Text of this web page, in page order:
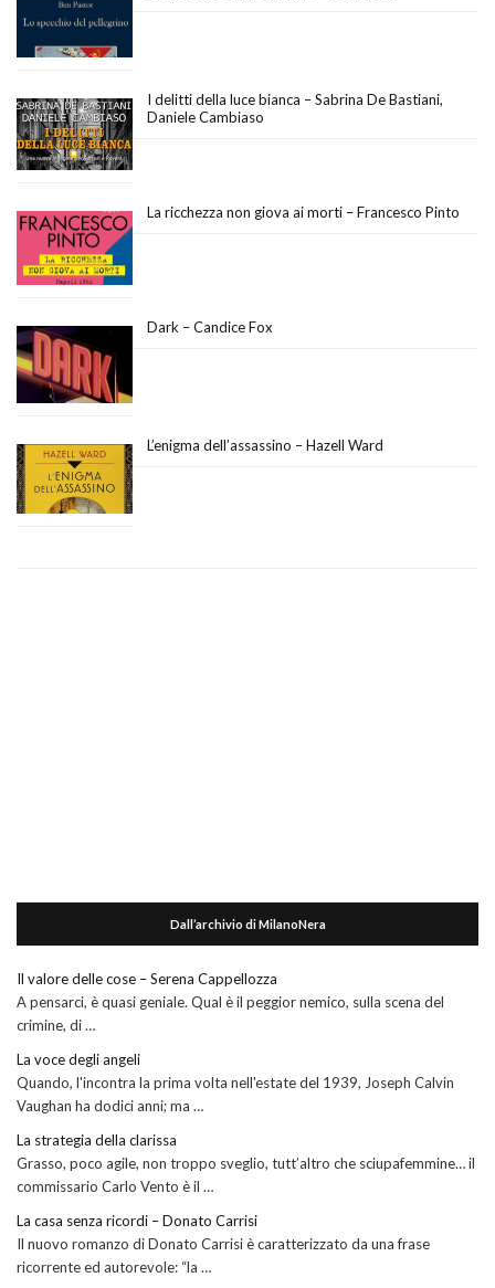
I delitti della luce bianca – Sabrina De Bastiani,
Daniele Cambiaso
La ricchezza non giova ai morti – Francesco Pinto
Dark – Candice Fox
L’enigma dell’assassino – Hazell Ward
Dall’archivio di MilanoNera
Il valore delle cose – Serena Cappellozza
A pensarci, è quasi geniale. Qual è il peggior nemico, sulla scena del
crimine, di …
La voce degli angeli
Quando, l'incontra la prima volta nell'estate del 1939, Joseph Calvin
Vaughan ha dodici anni; ma …
La strategia della clarissa
Grasso, poco agile, non troppo sveglio, tutt’altro che sciupafemmine… il
commissario Carlo Vento è il …
La casa senza ricordi – Donato Carrisi
Il nuovo romanzo di Donato Carrisi è caratterizzato da una frase
ricorrente ed autorevole: “la …